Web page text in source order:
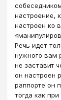
настроение,
настроен ко
Речь идет
нужного вам
не заставит
он настроен
раппорте он
тогда как